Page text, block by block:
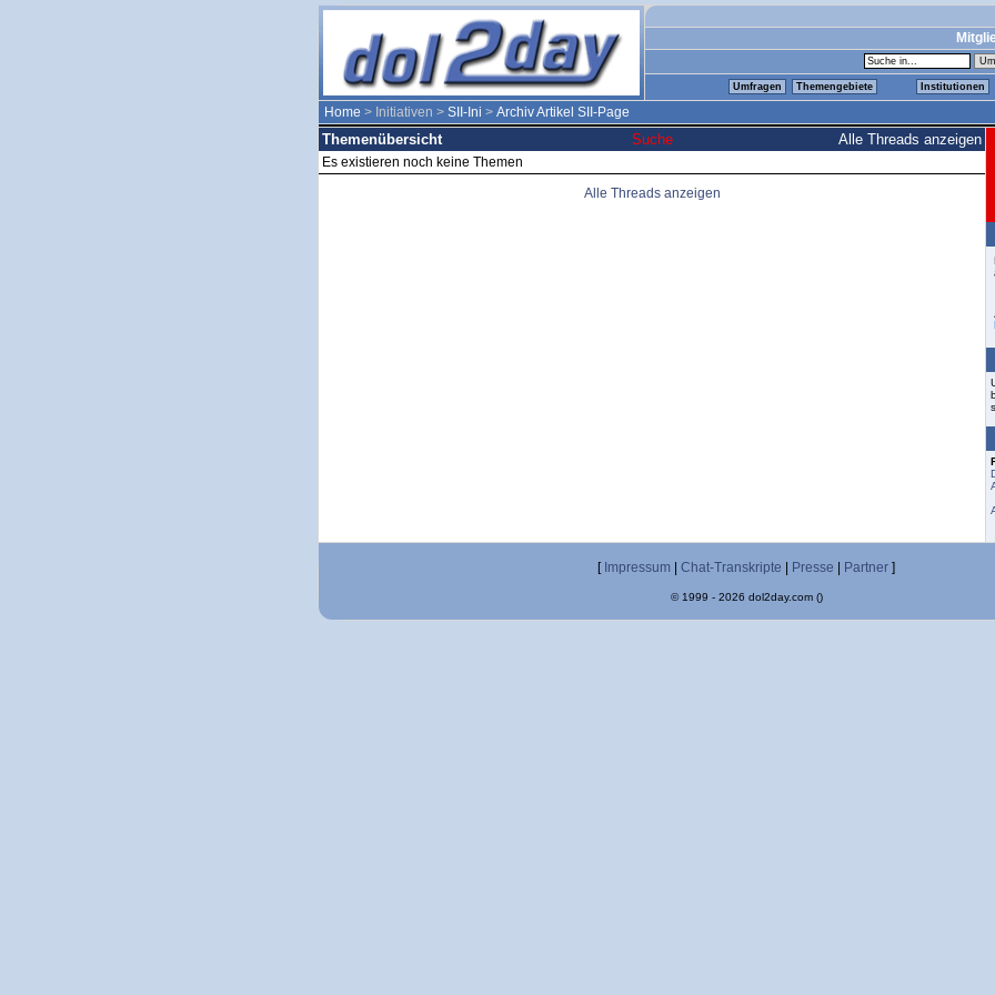
Umfragen Themengebiete Institutionen
Home > Initiativen > SII-Ini > Archiv Artikel SII-Page
Themenübersicht Suche Alle Threads anzeigen
Es existieren noch keine Themen
Alle Threads anzeigen
[ Impressum Chat-Transkripte Presse Partner ]
© 1999 - 2026 dol2day.com ()